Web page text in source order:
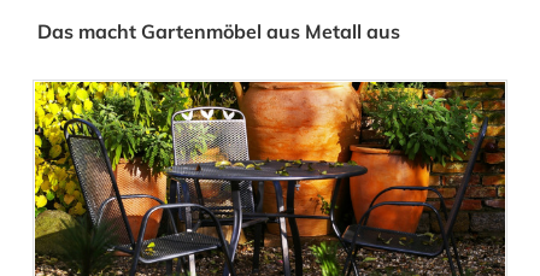
Das macht Gartenmöbel aus Metall aus